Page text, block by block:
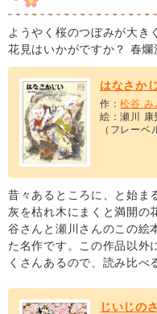
ようやく桜のつぼみが大き
花見はいかがですか？ 春爛
はなさか
作：松谷 み
絵：瀬川 康
（フレーベ
昔々あるところに、と始ま
灰を枯れ木にまくと満開
谷さんと瀬川さんのこの絵
た名作です。この作品以外
くさんあるので、読み比べ
じいじの